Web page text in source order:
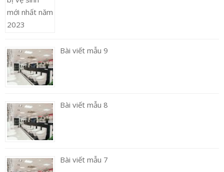
Bài viết mẫu 9
Bài viết mẫu 8
Bài viết mẫu 7